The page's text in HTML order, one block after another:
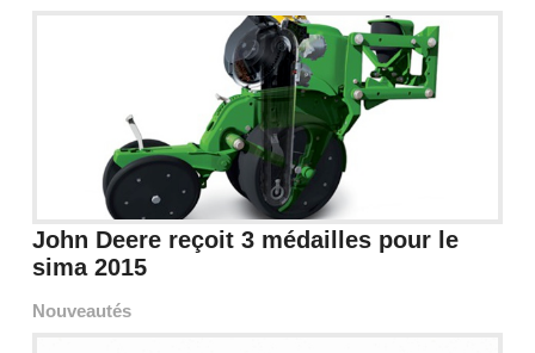
John Deere reçoit 3 médailles pour le
sima 2015
Nouveautés